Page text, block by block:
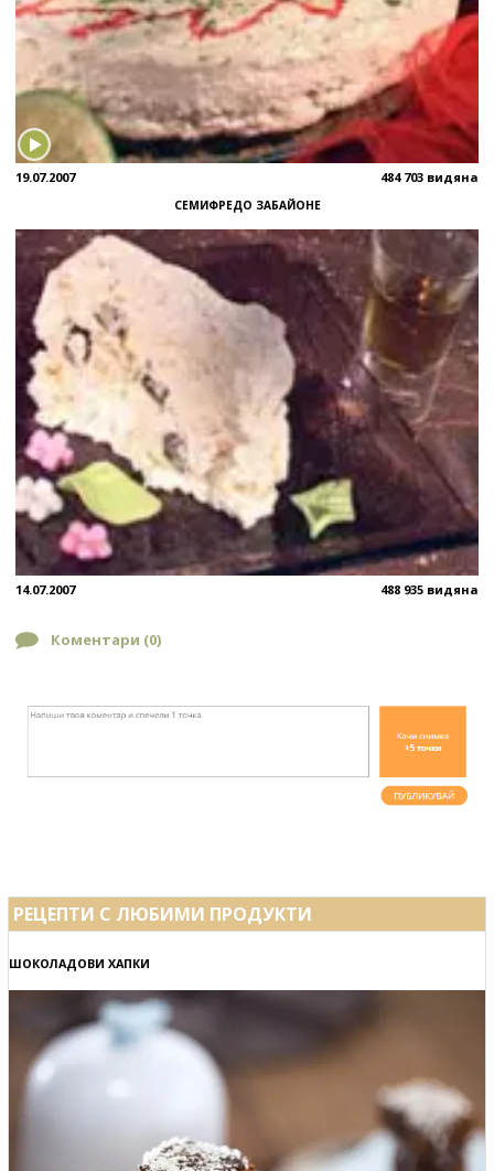
19.07.2007 484 703 видяна
СЕМИФРЕДО ЗАБАЙОНЕ
14.07.2007 488 935 видяна
Коментари (0)
РЕЦЕПТИ С ЛЮБИМИ ПРОДУКТИ
ШОКОЛАДОВИ ХАПКИ